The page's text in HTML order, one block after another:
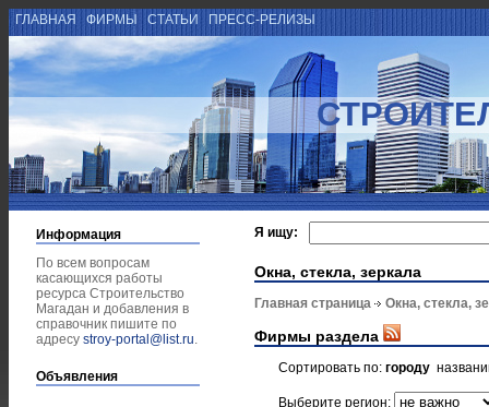
ГЛАВНАЯ ФИРМЫ СТАТЬИ ПРЕСС-РЕЛИЗЫ
Информация
По всем вопросам
касающихся работы
ресурса Строительство
Магадан и добавления в
справочник пишите по
адресу stroy-portal@list.ru.
Объявления
Я ищу:
Окна, стекла, зеркала
Главная страница Окна, стекла,
Фирмы раздела
Сортировать по: городу
Выберите регион: